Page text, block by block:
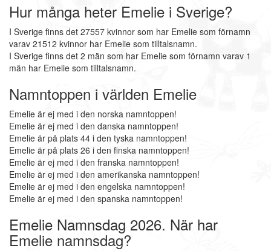
Hur många heter Emelie i Sverige?
I Sverige finns det 27557 kvinnor som har Emelie som förnamn
varav 21512 kvinnor har Emelie som tilltalsnamn.
I Sverige finns det 2 män som har Emelie som förnamn varav 1
män har Emelie som tilltalsnamn.
Namntoppen i världen Emelie
Emelie är ej med i den norska namntoppen!
Emelie är ej med i den danska namntoppen!
Emelie är på plats 44 i den tyska namntoppen!
Emelie är på plats 26 i den finska namntoppen!
Emelie är ej med i den franska namntoppen!
Emelie är ej med i den amerikanska namntoppen!
Emelie är ej med i den engelska namntoppen!
Emelie är ej med i den spanska namntoppen!
Emelie Namnsdag 2026. När har
Emelie namnsdag?